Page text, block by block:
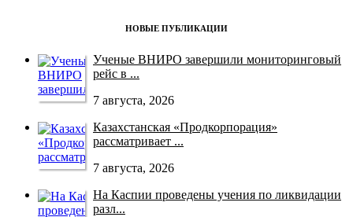
НОВЫЕ ПУБЛИКАЦИИ
Ученые ВНИРО завершили мониторинговый
рейс в ...
7 августа, 2026
Казахстанская «Продкорпорация»
рассматривает ...
7 августа, 2026
На Каспии проведены учения по ликвидации
разл...